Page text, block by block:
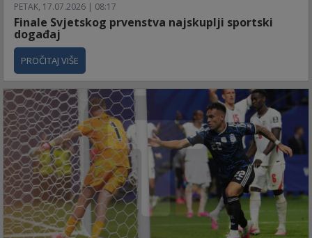
PETAK, 17.07.2026 | 08:17
Finale Svjetskog prvenstva najskuplji sportski
događaj
PROČITAJ VIŠE